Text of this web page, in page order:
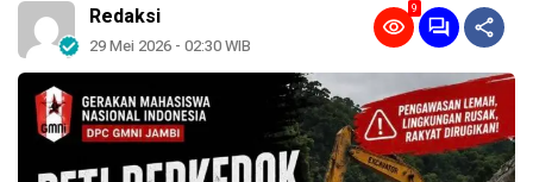
Redaksi
29 Mei 2026 - 02:30 WIB
9